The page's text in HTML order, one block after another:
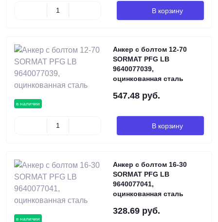
В корзину
в наличии
Анкер с болтом 12-70
SORMAT PFG LB
9640077039,
оцинкованная сталь
547.48 руб.
В корзину
в наличии
Анкер с болтом 16-30
SORMAT PFG LB
9640077041,
оцинкованная сталь
328.69 руб.